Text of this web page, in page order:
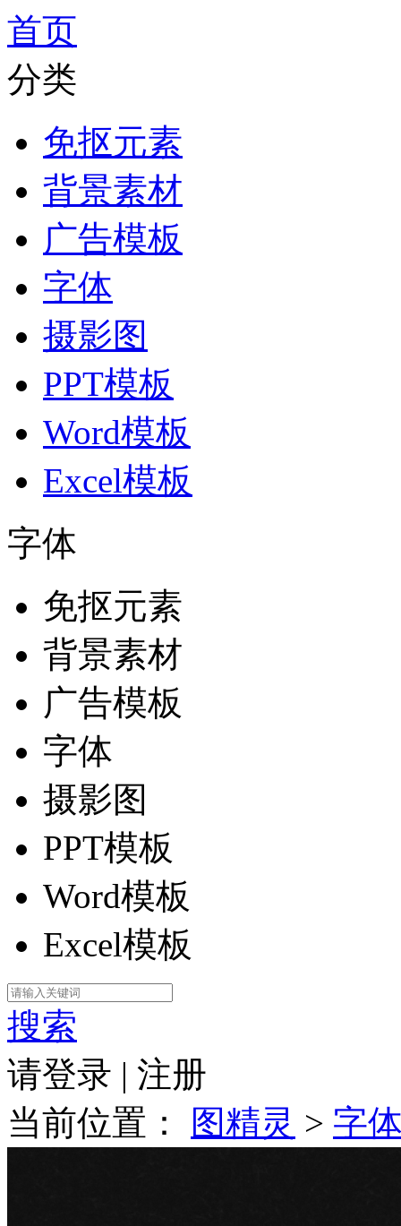
首页
分类
免抠元素
背景素材
广告模板
字体
摄影图
PPT模板
Word模板
Excel模板
字体
免抠元素
背景素材
广告模板
字体
摄影图
PPT模板
Word模板
Excel模板
搜索
请登录 | 注册
当前位置：
图精灵 > 字